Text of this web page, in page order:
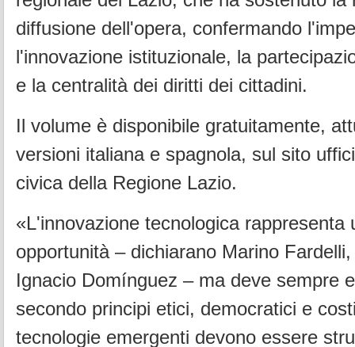
diffusione dell'opera, confermando
l'innovazione istituzionale, la
e la centralità dei diritti dei cittadini.
Il volume è disponibile gratuitamente,
versioni italiana e spagnola, sul sito
civica della Regione Lazio.
«L'innovazione tecnologica rappresenta
opportunità – dichiarano Marino
Ignacio Domínguez – ma deve sempre
secondo principi etici, democratici e
tecnologie emergenti devono essere